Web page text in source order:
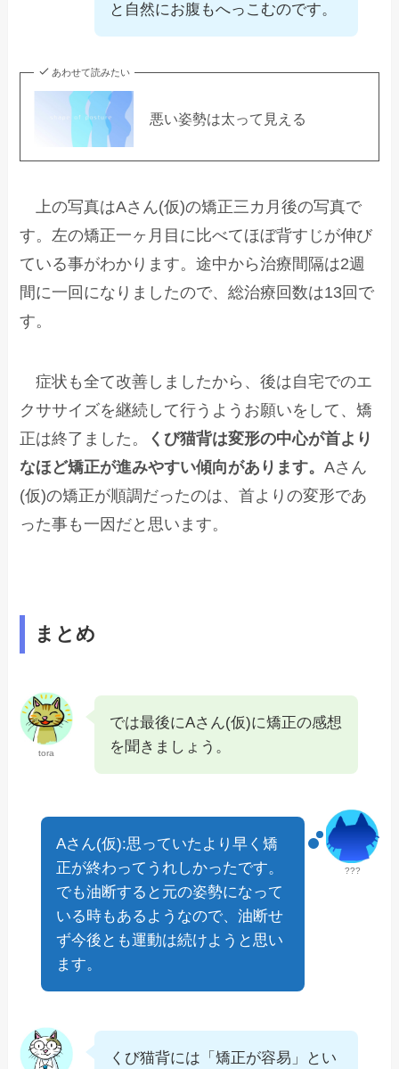
と自然にお腹もへっこむのです。
あわせて読みたい
悪い姿勢は太って見える
上の写真はAさん(仮)の矯正三カ月後の写真で
す。左の矯正一ヶ月目に比べてほぼ背すじが伸び
ている事がわかります。途中から治療間隔は2週
間に一回になりましたので、総治療回数は13回で
す。
症状も全て改善しましたから、後は自宅でのエ
クササイズを継続して行うようお願いをして、矯
正は終了ました。
くび猫背は変形の中心が首より
なほど矯正が進みやすい傾向があります。Aさん
(仮)の矯正が順調だったのは、首よりの変形であ
った事も一因だと思います。
まとめ
tora
では最後にAさん(仮)に矯正の感想
を聞きましょう。
???
Aさん(仮):思っていたより早く矯
正が終わってうれしかったです。
でも油断すると元の姿勢になって
いる時もあるようなので、油断せ
ず今後とも運動は続けようと思い
ます。
くび猫背には「矯正が容易」とい